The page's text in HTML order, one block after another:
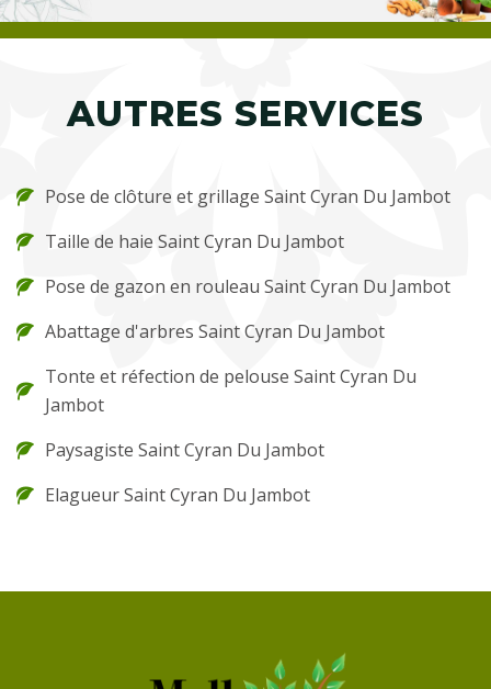
AUTRES SERVICES
Pose de clôture et grillage Saint Cyran Du Jambot
Taille de haie Saint Cyran Du Jambot
Pose de gazon en rouleau Saint Cyran Du Jambot
Abattage d'arbres Saint Cyran Du Jambot
Tonte et réfection de pelouse Saint Cyran Du
Jambot
Paysagiste Saint Cyran Du Jambot
Elagueur Saint Cyran Du Jambot